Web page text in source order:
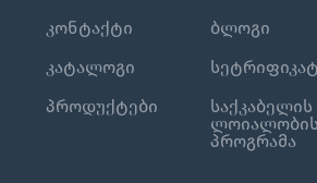
კონტაქტი
კატალოგი
პროდუქტები
ბლოგი
საქკაბელის
ლოიალობის
პროგრამა